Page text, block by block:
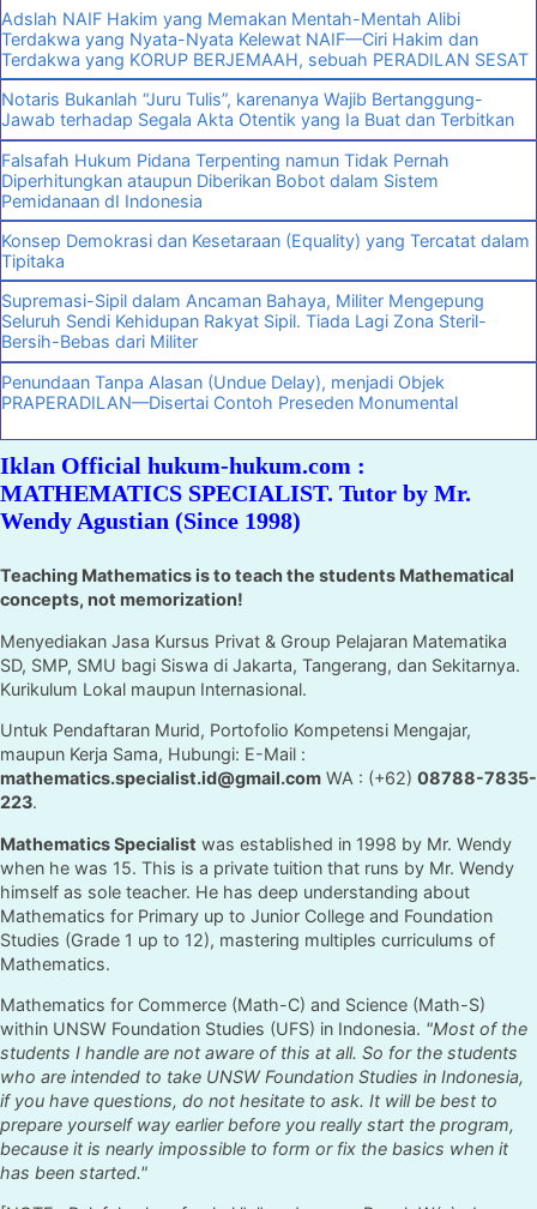
Adslah NAIF Hakim yang Memakan Mentah-Mentah Alibi
Terdakwa yang Nyata-Nyata Kelewat NAIF—Ciri Hakim dan
Terdakwa yang KORUP BERJEMAAH, sebuah PERADILAN SESAT
Notaris Bukanlah “Juru Tulis”, karenanya Wajib Bertanggung-
Jawab terhadap Segala Akta Otentik yang Ia Buat dan Terbitkan
Falsafah Hukum Pidana Terpenting namun Tidak Pernah
Diperhitungkan ataupun Diberikan Bobot dalam Sistem
Pemidanaan dI Indonesia
Konsep Demokrasi dan Kesetaraan (Equality) yang Tercatat dalam
Tipitaka
Supremasi-Sipil dalam Ancaman Bahaya, Militer Mengepung
Seluruh Sendi Kehidupan Rakyat Sipil. Tiada Lagi Zona Steril-
Bersih-Bebas dari Militer
Penundaan Tanpa Alasan (Undue Delay), menjadi Objek
PRAPERADILAN—Disertai Contoh Preseden Monumental
Iklan Official hukum-hukum.com :
MATHEMATICS SPECIALIST. Tutor by Mr.
Wendy Agustian (Since 1998)
Teaching Mathematics is to teach the students Mathematical
concepts, not memorization!
Menyediakan Jasa Kursus Privat & Group Pelajaran Matematika
SD, SMP, SMU bagi Siswa di Jakarta, Tangerang, dan Sekitarnya.
Kurikulum Lokal maupun Internasional.
Untuk Pendaftaran Murid, Portofolio Kompetensi Mengajar,
maupun Kerja Sama, Hubungi: E-Mail :
mathematics.specialist.id@gmail.com WA : (+62) 08788-7835-
223.
Mathematics Specialist was established in 1998 by Mr. Wendy
when he was 15. This is a private tuition that runs by Mr. Wendy
himself as sole teacher. He has deep understanding about
Mathematics for Primary up to Junior College and Foundation
Studies (Grade 1 up to 12), mastering multiples curriculums of
Mathematics.
Mathematics for Commerce (Math-C) and Science (Math-S)
within UNSW Foundation Studies (UFS) in Indonesia. "Most of the
students I handle are not aware of this at all. So for the students
who are intended to take UNSW Foundation Studies in Indonesia,
if you have questions, do not hesitate to ask. It will be best to
prepare yourself way earlier before you really start the program,
because it is nearly impossible to form or fix the basics when it
has been started."